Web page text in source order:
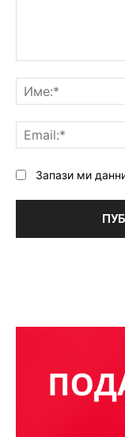
Запази ми